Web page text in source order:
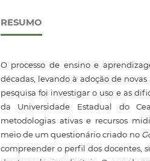
RESUMO
O processo de ensino e
décadas, levando à adoção de
pesquisa foi investigar o uso e as
da Universidade Estadual do
metodologias ativas e recursos
meio de um questionário criado no
compreender o perfil dos docentes,